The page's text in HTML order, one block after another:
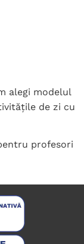
alegi modelul
de zi cu
profesori